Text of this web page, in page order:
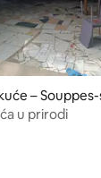
23
–
u prirodi